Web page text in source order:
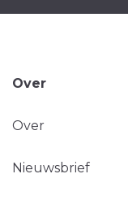
Over
Over
Nieuwsbrief